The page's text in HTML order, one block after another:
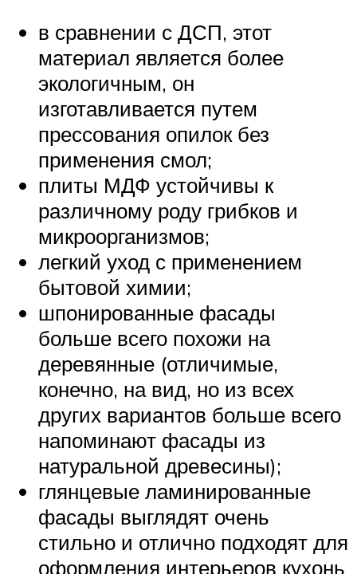
в сравнении с ДСП, этот
материал является более
экологичным, он
изготавливается путем
прессования опилок без
применения смол;
плиты МДФ устойчивы к
различному роду грибков и
микроорганизмов;
легкий уход с применением
бытовой химии;
шпонированные фасады
больше всего похожи на
деревянные (отличимые,
конечно, на вид, но из всех
других вариантов больше всего
напоминают фасады из
натуральной древесины);
глянцевые ламинированные
фасады выглядят очень
стильно и отлично подходят для
оформления интерьеров кухонь